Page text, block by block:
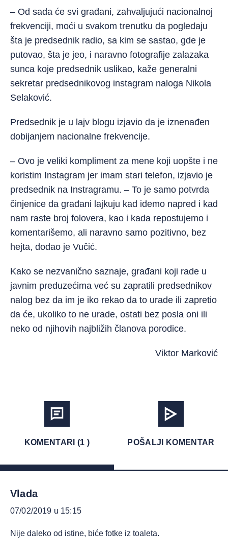
– Od sada će svi građani, zahvaljujući nacionalnoj
frekvenciji, moći u svakom trenutku da pogledaju
šta je predsednik radio, sa kim se sastao, gde je
putovao, šta je jeo, i naravno fotografije zalazaka
sunca koje predsednik uslikao, kaže generalni
sekretar predsednikovog instagram naloga Nikola
Selaković.
Predsednik je u lajv blogu izjavio da je iznenađen
dobijanjem nacionalne frekvencije.
– Ovo je veliki kompliment za mene koji uopšte i ne
koristim Instagram jer imam stari telefon, izjavio je
predsednik na Instragramu. – To je samo potvrda
činjenice da građani lajkuju kad idemo napred i kad
nam raste broj folovera, kao i kada repostujemo i
komentarišemo, ali naravno samo pozitivno, bez
hejta, dodao je Vučić.
Kako se nezvanično saznaje, građani koji rade u
javnim preduzećima već su zapratili predsednikov
nalog bez da im je iko rekao da to urade ili zapretio
da će, ukoliko to ne urade, ostati bez posla oni ili
neko od njihovih najbližih članova porodice.
Viktor Marković
KOMENTARI (1 ) POŠALJI KOMENTAR
Vlada
07/02/2019 u 15:15
Nije daleko od istine, biće fotke iz toaleta.